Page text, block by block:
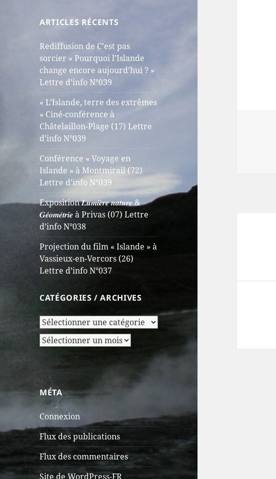
ARTICLES RÉCENTS
Rediffusion de C’est pas
sorcier « Pourquoi l’Islande
change encore aujourd’hui ? »
Lettre d’info N°039
« L’Islande, terre des extrêmes
» Ciné-conférence à
Châtelaillon-Plage (17) Lettre
d’info N°039
Conférence « Voyage en
Islande » à Montmirail (72)
Lettre d’info N°039
Exposition 𝑳𝒖𝒎𝒊𝒆̀𝒓𝒆 𝒏𝒂𝒕𝒖𝒓𝒆 &
𝑮𝒆́𝒐𝒎𝒆́𝒕𝒓𝒊𝒆 à Privas (07) Lettre
d’info N°038
Projection du film « Islande » à
Vassieux-en-Vercors (26)
Lettre d’info N°037
CATÉGORIES / ARCHIVES
Catégories
/
Archives
Archives
MÉTA
Connexion
Flux des publications
Flux des commentaires
Site de WordPress-FR